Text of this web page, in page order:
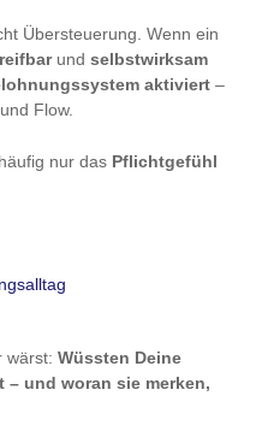
Übersteuerung. Wenn ein
und selbstwirksam
aktiviert–
Flow.
nur das Pflichtgefühl
wärst: Wüssten Deine
– und woran sie merken,